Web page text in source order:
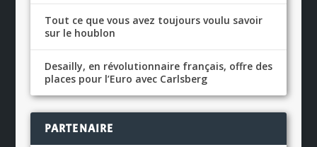
Tout ce que vous avez toujours voulu savoir
sur le houblon
Desailly, en révolutionnaire français, offre des
places pour l’Euro avec Carlsberg
PARTENAIRE